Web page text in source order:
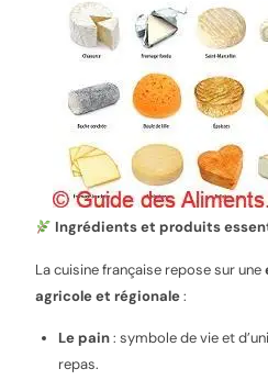
Ingrédients et produits
La cuisine française repose sur une
agricole et régionale:
Le pain: symbole de vie et
repas.